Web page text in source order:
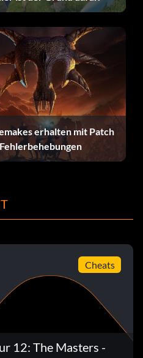
Nimm an einem
(Bronze): Schließe die
Sie bei einem Major mit
Sie ein
to the Masters.
innerhalb von 1
Erreiche die Top 10 der EA
Sie in einem Major mit Nike
Gewinne sowohl das Par 3
Woche. (In Road to the
erhalten mit Patch
Cheats
12: The Masters -